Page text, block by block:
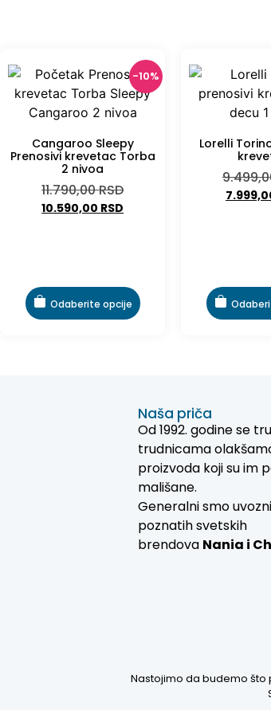
-10%
Cangaroo Sleepy
Prenosivi krevetac Torba
2 nivoa
11.790,00RSD
10.590,00 RSD
Odaberite opcije
Lorelli
Naša priča
Od 1992. godine se
trudnicama
proizvoda koji su im
mališane.
Generalni smo
poznatih svetskih
brendova Nania i
Nastojimo da budemo što